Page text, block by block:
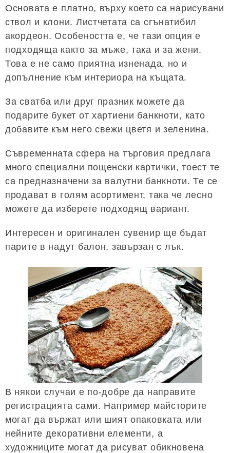
Основата е платно, върху което са нарисувани
ствол и клони. Листчетата са сгънатибил
акордеон. Особеността е, че тази опция е
подходяща както за мъже, така и за жени.
Това е не само приятна изненада, но и
допълнение към интериора на къщата.
За сватба или друг празник можете да
подарите букет от хартиени банкноти, като
добавите към него свежи цветя и зеленина.
Съвременната сфера на търговия предлага
много специални пощенски картички, тоест те
са предназначени за валутни банкноти. Те се
продават в голям асортимент, така че лесно
можете да изберете подходящ вариант.
Интересен и оригинален сувенир ще бъдат
парите в надут балон, завързан с лък.
В някои случаи е по-добре да направите
регистрацията сами. Например майсторите
могат да вържат или шият опаковката или
нейните декоративни елементи, а
художниците могат да рисуват обикновена